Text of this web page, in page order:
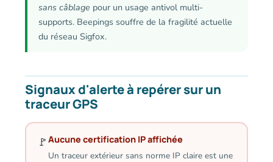
sans câblage pour un usage antivol multi-
supports. Beepings souffre de la fragilité actuelle
du réseau Sigfox.
Signaux d'alerte à repérer sur un
traceur GPS
🚩Aucune certification IP affichée
Un traceur extérieur sans norme IP claire est une